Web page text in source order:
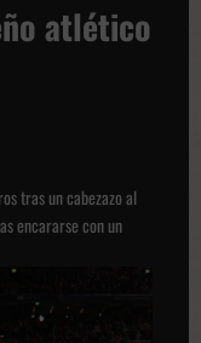
atlético
tras un cabezazo al
encararse con un